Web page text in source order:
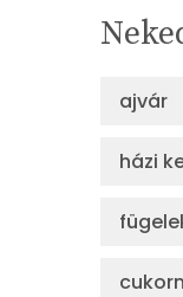
ajvár
házi